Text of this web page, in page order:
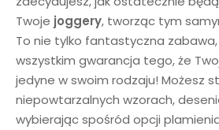
Twoje joggery, tworząc tym
To nie tylko fantastyczna
wszystkim gwarancja tego, że
jedyne w swoim rodzaju! Możesz
niepowtarzalnych wzorach,
wybierając spośród opcji